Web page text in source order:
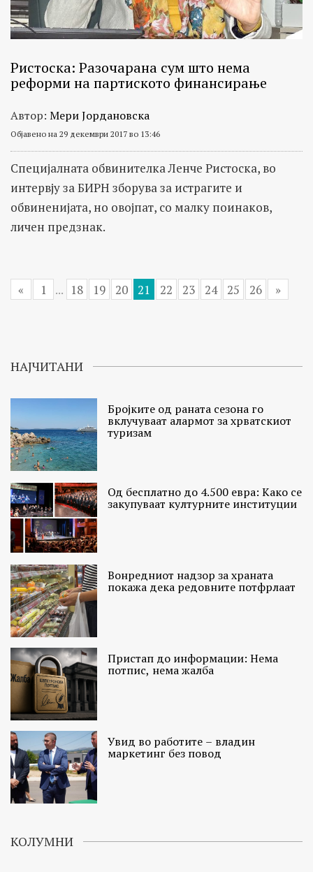
Ристоска: Разочарана сум што нема
реформи на партиското финансирање
Автор: Мери Јордановска
Објавено на 29 декември 2017 во 13:46
Специјалната обвинителка Ленче Ристоска, во
интервју за БИРН зборува за истрагите и
обвиненијата, но овојпат, со малку поинаков,
личен предзнак.
« 1 ... 18 19 20 21 22 23 24 25 26 »
НАЈЧИТАНИ
Бројките од раната сезона го
вклучуваат алармот за хрватскиот
туризам
Од бесплатно до 4.500 евра: Како се
закупуваат културните институции
Вонредниот надзор за храната
покажа дека редовните потфрлаат
Пристап до информации: Нема
потпис, нема жалба
Увид во работите – владин
маркетинг без повод
КОЛУМНИ